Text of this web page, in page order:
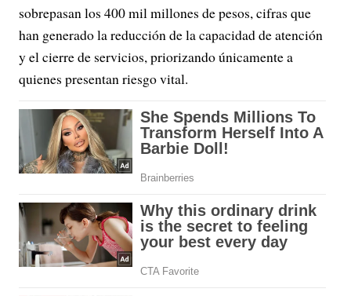
sobrepasan los 400 mil millones de pesos, cifras que
han generado la reducción de la capacidad de atención
y el cierre de servicios, priorizando únicamente a
quienes presentan riesgo vital.